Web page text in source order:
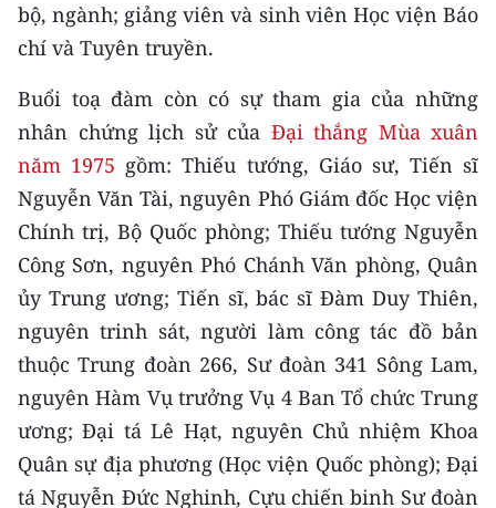
Media Pháp luật
Media Thế giới
Media Thể thao
Media Giáo dục
Media Y tế
Media Khoa học - Công nghệ
Media Môi trường
Ảnh
Infographic
bộ, ngành; giảng viên và sinh viên Học viện Báo
chí và Tuyên truyền.
Buổi toạ đàm còn có sự tham gia của những
nhân chứng lịch sử của Đại thắng Mùa xuân
năm 1975 gồm: Thiếu tướng, Giáo sư, Tiến sĩ
Nguyễn Văn Tài, nguyên Phó Giám đốc Học viện
Chính trị, Bộ Quốc phòng; Thiếu tướng Nguyễn
Công Sơn, nguyên Phó Chánh Văn phòng, Quân
ủy Trung ương; Tiến sĩ, bác sĩ Đàm Duy Thiên,
nguyên trinh sát, người làm công tác đồ bản
thuộc Trung đoàn 266, Sư đoàn 341 Sông Lam,
nguyên Hàm Vụ trưởng Vụ 4 Ban Tổ chức Trung
ương; Đại tá Lê Hạt, nguyên Chủ nhiệm Khoa
Quân sự địa phương (Học viện Quốc phòng); Đại
tá Nguyễn Đức Nghinh, Cựu chiến binh Sư đoàn